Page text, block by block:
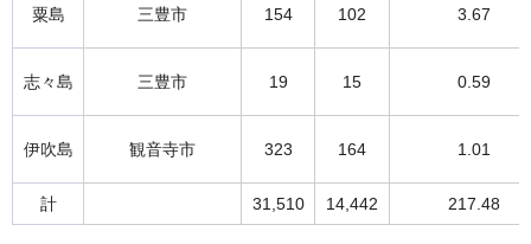
粟島 三豊市 154 102 3.67
志々島 三豊市 19 15 0.59
伊吹島 観音寺市 323 164 1.01
計 31,510 14,442 217.48